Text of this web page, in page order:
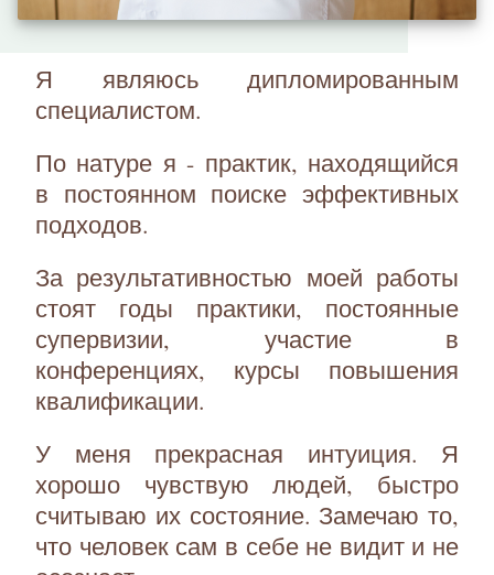
Я являюсь дипломированным
специалистом.
По натуре я - практик, находящийся
в постоянном поиске эффективных
подходов.
За результативностью моей работы
стоят годы практики, постоянные
супервизии, участие в
конференциях, курсы повышения
квалификации.
У меня прекрасная интуиция. Я
хорошо чувствую людей, быстро
считываю их состояние. Замечаю то,
что человек сам в себе не видит и не